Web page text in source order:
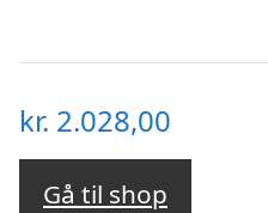
kr. 2.028,00
Gå til shop